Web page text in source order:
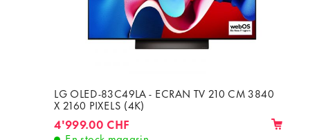
LG OLED-83C49LA - ECRAN TV 210 CM 3840
X 2160 PIXELS (4K)
4'999.00 CHF